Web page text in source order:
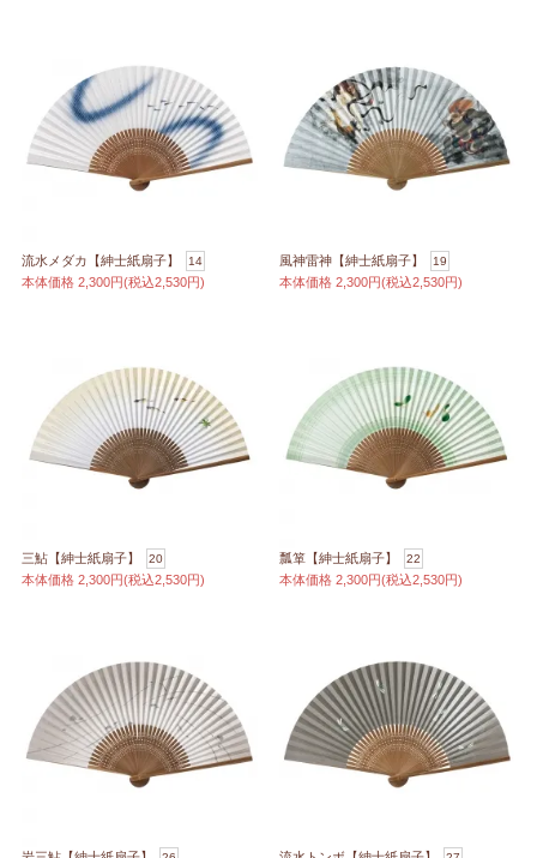
流水メダカ【紳士紙扇子】 14
本体価格 2,300円(税込2,530円)
風神雷神【紳士紙扇子】 19
本体価格 2,300円(税込2,530円)
三鮎【紳士紙扇子】 20
本体価格 2,300円(税込2,530円)
瓢箪【紳士紙扇子】 22
本体価格 2,300円(税込2,530円)